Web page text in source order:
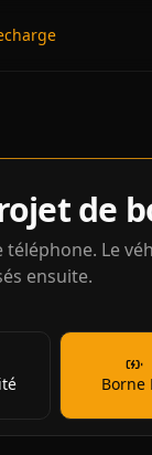
de
Le
ensuite.
Borne